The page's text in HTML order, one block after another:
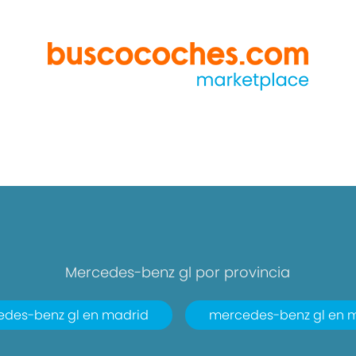
Mercedes-benz gl por provincia
benz gl en madrid mercedes-benz gl en